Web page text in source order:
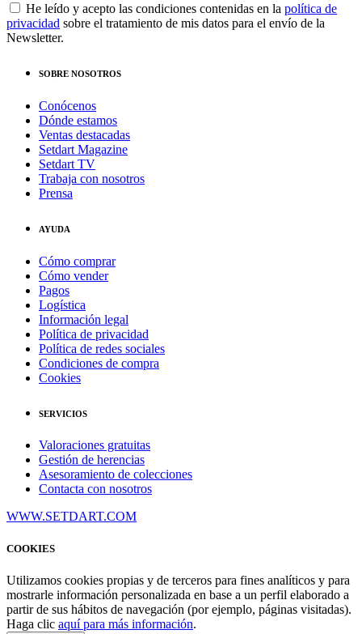
He leído y acepto las condiciones contenidas en la política de
privacidad sobre el tratamiento de mis datos para el envío de la
Newsletter.
SOBRE NOSOTROS
Conócenos
Dónde estamos
Ventas destacadas
Setdart Magazine
Setdart TV
Trabaja con nosotros
Prensa
AYUDA
Cómo comprar
Cómo vender
Pagos
Logística
Información legal
Política de privacidad
Política de redes sociales
Condiciones de compra
Cookies
SERVICIOS
Valoraciones gratuitas
Gestión de herencias
Asesoramiento de colecciones
Contacta con nosotros
WWW.SETDART.COM
COOKIES
Utilizamos cookies propias y de terceros para fines analíticos y para
mostrarle información personalizada en base a un perfil elaborado a
partir de sus hábitos de navegación (por ejemplo, páginas visitadas).
Haga clic aquí para más información.